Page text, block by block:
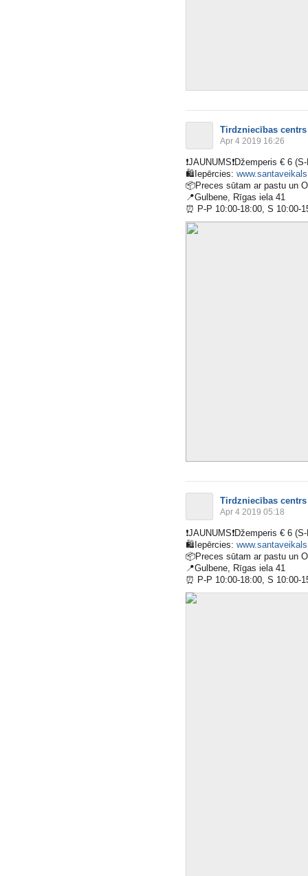
Tirdzniecības centrs
Apr 4 2019 16:26
❗️JAUNUMS❗️Džemperis € 6 (S-
🛍 Iepērcies:
📦Preces sūtam ar pastu un
📍Gulbene, Rīgas iela 41
⏰ P-P 10:00-18:00, S 10:00-
Tirdzniecības centrs
Apr 4 2019 05:18
❗️JAUNUMS❗️Džemperis € 6 (S-
🛍 Iepērcies:
📦Preces sūtam ar pastu un
📍Gulbene, Rīgas iela 41
⏰ P-P 10:00-18:00, S 10:00-